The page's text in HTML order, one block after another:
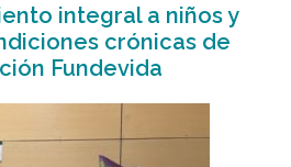
integral a niños y
crónicas de
Fundevida